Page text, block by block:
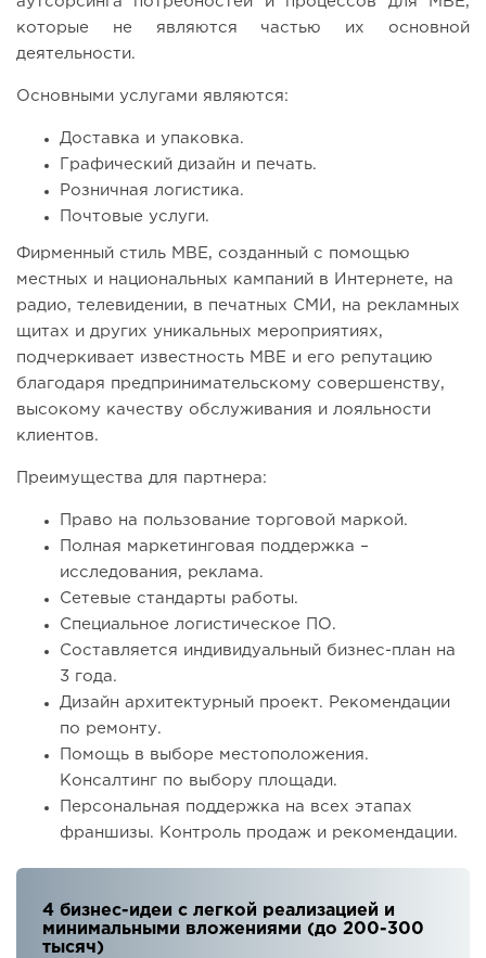
которые не являются частью их основной
деятельности.
Основными услугами являются:
Доставка и упаковка.
Графический дизайн и печать.
Розничная логистика.
Почтовые услуги.
Фирменный стиль MBE, созданный с помощью
местных и национальных кампаний в Интернете, на
радио, телевидении, в печатных СМИ, на рекламных
щитах и ​​других уникальных мероприятиях,
подчеркивает известность MBE и его репутацию
благодаря предпринимательскому совершенству,
высокому качеству обслуживания и лояльности
клиентов.
Преимущества для партнера:
Право на пользование торговой маркой.
Полная маркетинговая поддержка –
исследования, реклама.
Сетевые стандарты работы.
Специальное логистическое ПО.
Составляется индивидуальный бизнес-план на
3 года.
Дизайн архитектурный проект. Рекомендации
по ремонту.
Помощь в выборе местоположения.
Консалтинг по выбору площади.
Персональная поддержка на всех этапах
франшизы. Контроль продаж и рекомендации.
4 бизнес-идеи с легкой реализацией и
минимальными вложениями (до 200-300
тысяч)